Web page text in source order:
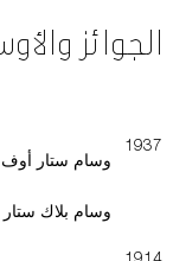
الجوائز
1937
وسام ستار أوف
وسام بلاك